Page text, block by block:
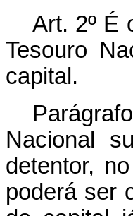
Art. 2º É
Tesouro
capital.
Nacional
detentor,
poderá ser